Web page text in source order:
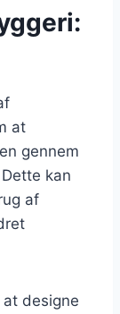
at
gennem
kan
af
designe